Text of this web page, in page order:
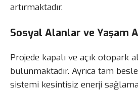
artırmaktadır.
Sosyal Alanlar ve Yaşam
Projede kapalı ve açık otopark
bulunmaktadır. Ayrıca tam
sistemi kesintisiz enerji